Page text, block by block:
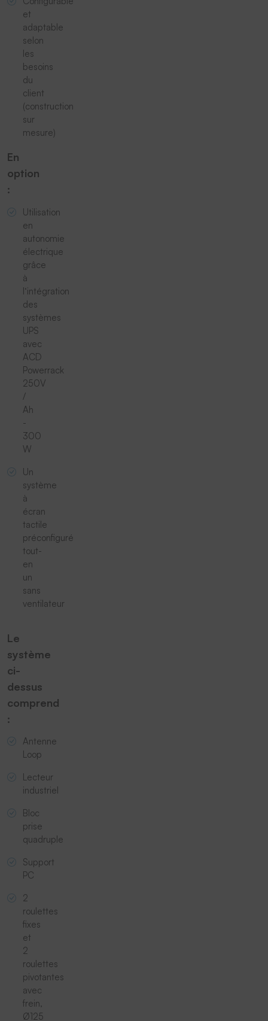
et
adaptable
selon
les
besoins
du
client
(construction
sur
mesure)
En
option
:
Utilisation
en
autonomie
électrique
grâce
à
l‘intégration
des
systèmes
UPS
avec
ACD
Powerrack
250V
/
Ah
-
300
W
Un
système
à
écran
tactile
préconfiguré
tout-
en
un
sans
ventilateur
Le
système
ci-
dessus
comprend
:
Antenne
Loop
Lecteur
industriel
Bloc
prise
quadruple
Support
PC
2
roulettes
fixes
et
2
roulettes
pivotantes
avec
frein,
Ø125